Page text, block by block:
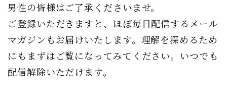
男性の皆様はご了承くださいませ。
ご登録いただきますと、ほぼ毎日配信するメール
マガジンもお届けいたします。理解を深めるため
にもまずはご覧になってみてください。いつでも
配信解除いただけます。